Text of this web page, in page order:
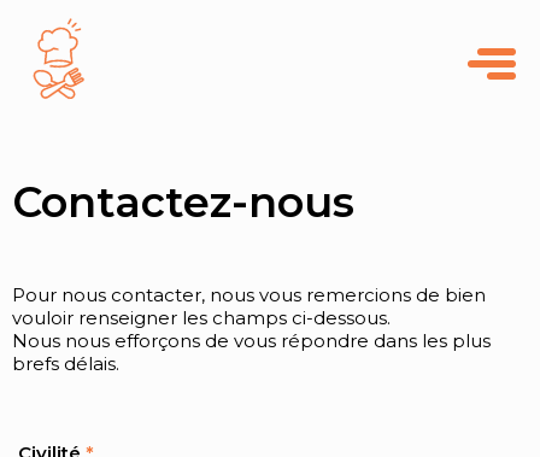
Contactez-nous
Pour nous contacter, nous vous remercions de bien
vouloir renseigner les champs ci-dessous.
Nous nous efforçons de vous répondre dans les plus
brefs délais.